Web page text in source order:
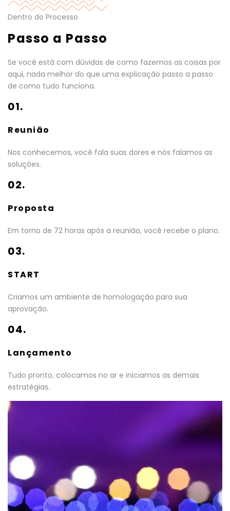
Dentro do Processo
Passo a Passo
Se você está com dúvidas de como fazemos as coisas por
aqui, nada melhor do que uma explicação passo a passo
de como tudo funciona.
01.
Reunião
Nos conhecemos, você fala suas dores e nós falamos as
soluções.
02.
Proposta
Em torno de 72 horas após a reunião, você recebe o plano.
03.
START
Criamos um ambiente de homologação para sua
aprovação.
04.
Lançamento
Tudo pronto, colocamos no ar e iniciamos as demais
estratégias.